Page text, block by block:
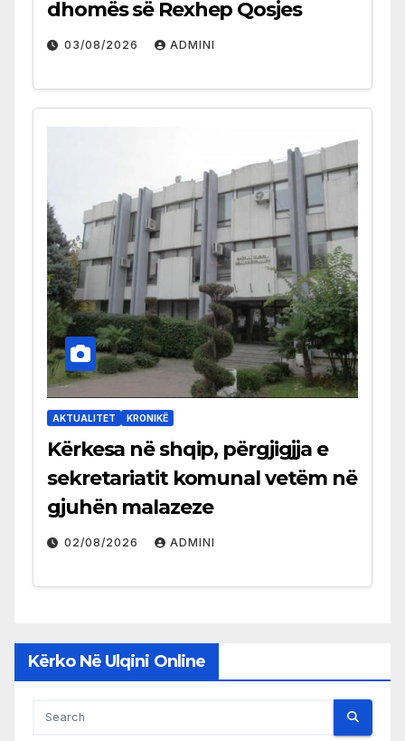
dhomës së Rexhep Qosjes
03/08/2026 ADMINI
AKTUALITET KRONIKË
Kërkesa në shqip, përgjigjja e
sekretariatit komunal vetëm në
gjuhën malazeze
02/08/2026 ADMINI
Kërko Në Ulqini Online